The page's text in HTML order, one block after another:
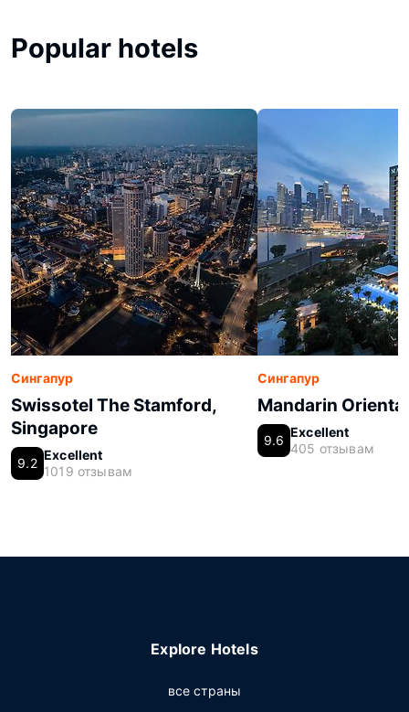
Popular hotels
Сингапур
Swissotel The Stamford,
Singapore
9.2
Excellent
1019 отзывам
Сингапур
Mandarin
9.6
Excellent
405 отзывам
Explore Hotels
все страны